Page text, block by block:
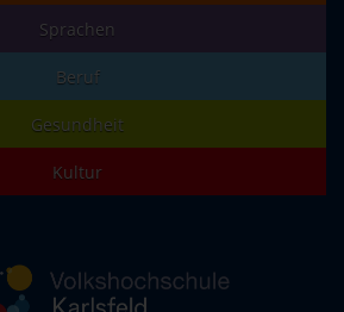
Sprachen
Beruf
Gesundheit
Kultur